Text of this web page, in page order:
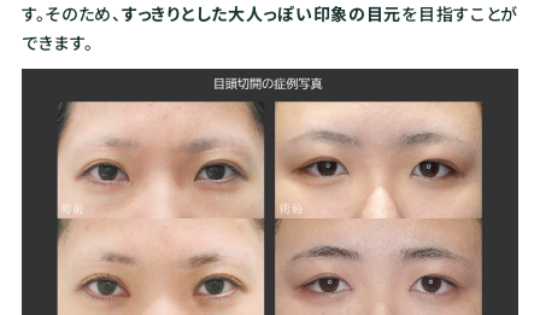
す。そのため、すっきりとした大人っぽい印象の目元を目指すことが
できます。